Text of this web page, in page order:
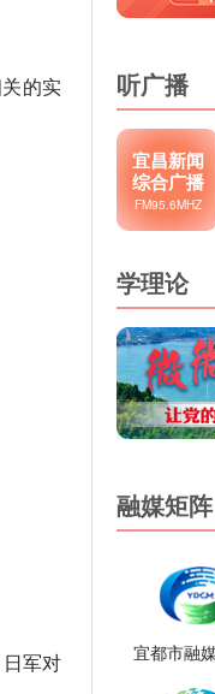
的实
军对
听广播
宜昌新闻
综合广播
FM95.6MHZ
学理论
融媒矩阵
宜都市融